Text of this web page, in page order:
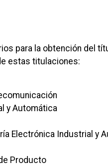
para la obtención del
estas titulaciones:
y Automática
Electrónica Industrial y
Producto